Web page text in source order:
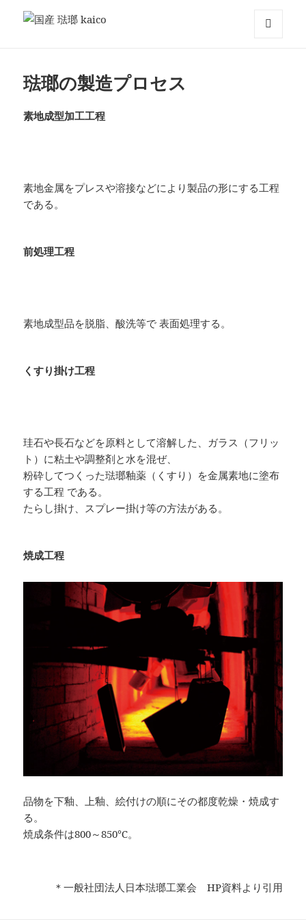
琺瑯の製造プロセス
素地成型加工工程
素地金属をプレスや溶接などにより製品の形にする工程
である。
前処理工程
素地成型品を脱脂、酸洗等で 表面処理する。
くすり掛け工程
珪石や長石などを原料として溶解した、ガラス（フリッ
ト）に粘土や調整剤と水を混ぜ、
粉砕してつくった琺瑯釉薬（くすり）を金属素地に塗布
する工程 である。
たらし掛け、スプレー掛け等の方法がある。
焼成工程
品物を下釉、上釉、絵付けの順にその都度乾燥・焼成す
る。
焼成条件は800～850℃。
＊一般社団法人日本琺瑯工業会 HP資料より引用